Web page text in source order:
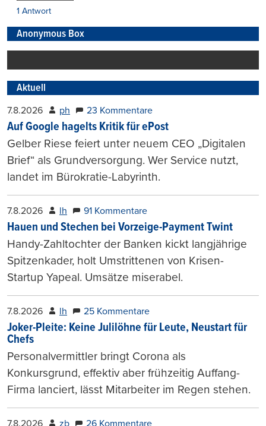
1 Antwort
Anonymous Box
Aktuell
7.8.2026 ph 23 Kommentare
Auf Google hagelts Kritik für ePost
Gelber Riese feiert unter neuem CEO „Digitalen
Brief“ als Grundversorgung. Wer Service nutzt,
landet im Bürokratie-Labyrinth.
7.8.2026 lh 91 Kommentare
Hauen und Stechen bei Vorzeige-Payment Twint
Handy-Zahltochter der Banken kickt langjährige
Spitzenkader, holt Umstrittenen von Krisen-
Startup Yapeal. Umsätze miserabel.
7.8.2026 lh 25 Kommentare
Joker-Pleite: Keine Julilöhne für Leute, Neustart für
Chefs
Personalvermittler bringt Corona als
Konkursgrund, effektiv aber frühzeitig Auffang-
Firma lanciert, lässt Mitarbeiter im Regen stehen.